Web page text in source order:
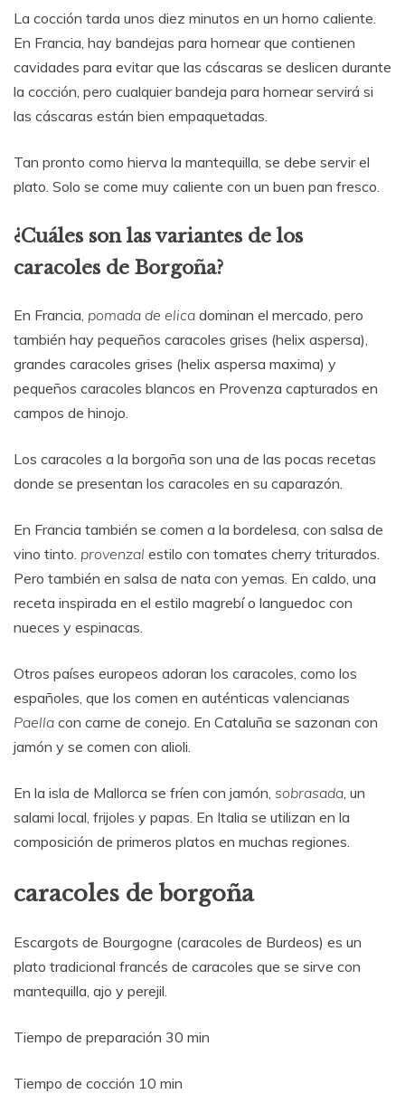
La cocción tarda unos diez minutos en un horno caliente.
En Francia, hay bandejas para hornear que contienen
cavidades para evitar que las cáscaras se deslicen durante
la cocción, pero cualquier bandeja para hornear servirá si
las cáscaras están bien empaquetadas.
Tan pronto como hierva la mantequilla, se debe servir el
plato. Solo se come muy caliente con un buen pan fresco.
¿Cuáles son las variantes de los
caracoles de Borgoña?
En Francia, pomada de elica dominan el mercado, pero
también hay pequeños caracoles grises (helix aspersa),
grandes caracoles grises (helix aspersa maxima) y
pequeños caracoles blancos en Provenza capturados en
campos de hinojo.
Los caracoles a la borgoña son una de las pocas recetas
donde se presentan los caracoles en su caparazón.
En Francia también se comen a la bordelesa, con salsa de
vino tinto. provenzal estilo con tomates cherry triturados.
Pero también en salsa de nata con yemas. En caldo, una
receta inspirada en el estilo magrebí o languedoc con
nueces y espinacas.
Otros países europeos adoran los caracoles, como los
españoles, que los comen en auténticas valencianas
Paella con carne de conejo. En Cataluña se sazonan con
jamón y se comen con alioli.
En la isla de Mallorca se fríen con jamón, sobrasada, un
salami local, frijoles y papas. En Italia se utilizan en la
composición de primeros platos en muchas regiones.
caracoles de borgoña
Escargots de Bourgogne (caracoles de Burdeos) es un
plato tradicional francés de caracoles que se sirve con
mantequilla, ajo y perejil.
Tiempo de preparación 30 min
Tiempo de cocción 10 min